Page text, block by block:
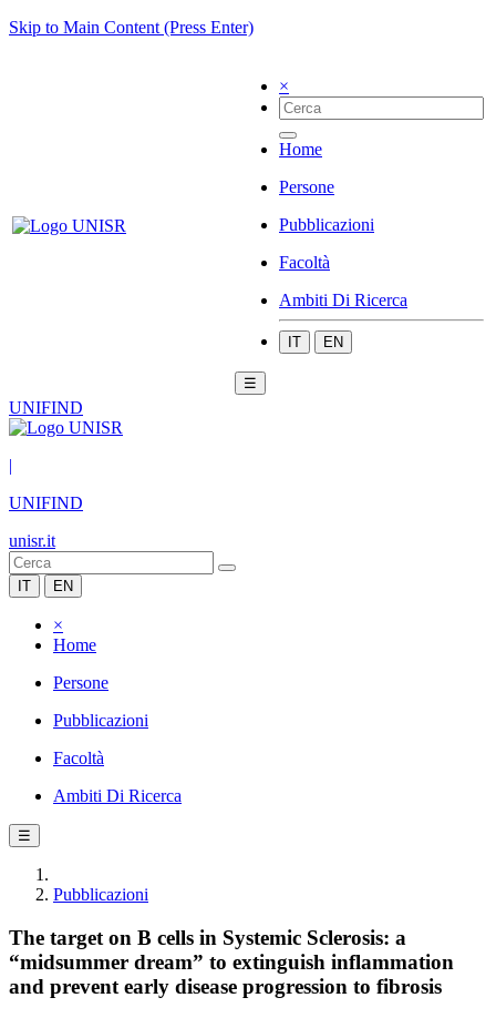
Skip to Main Content (Press Enter)
×
Home
Persone
Pubblicazioni
Facoltà
Ambiti Di Ricerca
IT EN
☰
UNIFIND
|
UNIFIND
unisr.it
IT EN
×
Home
Persone
Pubblicazioni
Facoltà
Ambiti Di Ricerca
☰
Pubblicazioni
The target on B cells in Systemic Sclerosis: a
“midsummer dream” to extinguish inflammation
and prevent early disease progression to fibrosis